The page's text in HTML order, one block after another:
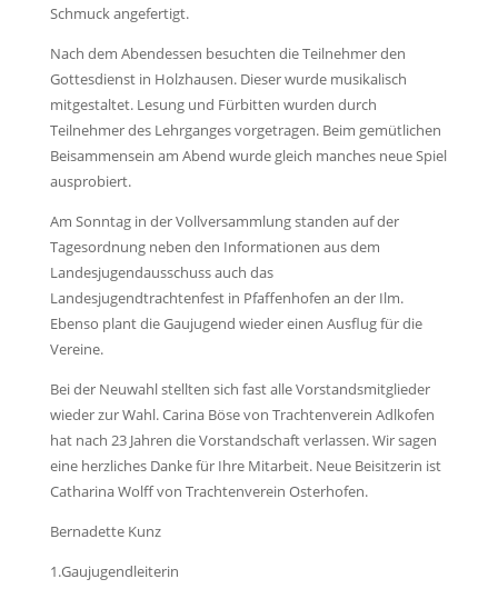
Schmuck angefertigt.
Nach dem Abendessen besuchten die Teilnehmer den
Gottesdienst in Holzhausen. Dieser wurde musikalisch
mitgestaltet. Lesung und Fürbitten wurden durch
Teilnehmer des Lehrganges vorgetragen. Beim gemütlichen
Beisammensein am Abend wurde gleich manches neue Spiel
ausprobiert.
Am Sonntag in der Vollversammlung standen auf der
Tagesordnung neben den Informationen aus dem
Landesjugendausschuss auch das
Landesjugendtrachtenfest in Pfaffenhofen an der Ilm.
Ebenso plant die Gaujugend wieder einen Ausflug für die
Vereine.
Bei der Neuwahl stellten sich fast alle Vorstandsmitglieder
wieder zur Wahl. Carina Böse von Trachtenverein Adlkofen
hat nach 23 Jahren die Vorstandschaft verlassen. Wir sagen
eine herzliches Danke für Ihre Mitarbeit. Neue Beisitzerin ist
Catharina Wolff von Trachtenverein Osterhofen.
Bernadette Kunz
1.Gaujugendleiterin